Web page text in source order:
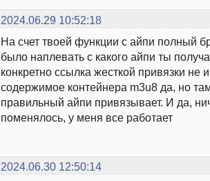
2024.06.29 10:52:18
На счет твоей функции с айпи полный
было наплевать с какого айпи ты
конкретно ссылка жесткой привязки не
содержимое контейнера m3u8 да, но
правильный айпи привязывает. И да,
поменялось, у меня все работает
2024.06.30 12:50:14